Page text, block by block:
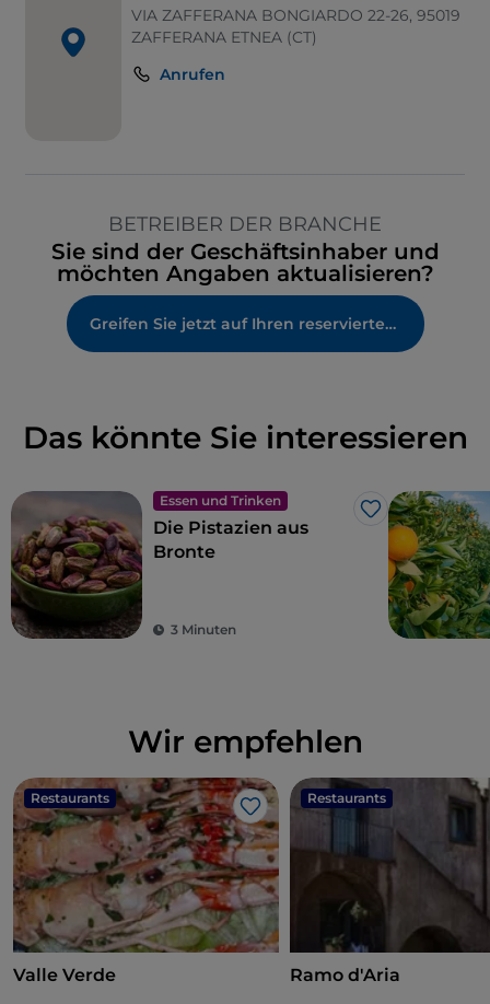
VIA ZAFFERANA BONGIARDO 22-26, 95019
ZAFFERANA ETNEA (CT)
Anrufen
BETREIBER DER BRANCHE
Sie sind der Geschäftsinhaber und
möchten Angaben aktualisieren?
Greifen Sie jetzt auf Ihren reservierten Bereich zu
Das könnte Sie interessieren
Essen und Trinken
Like
Die Pistazien aus
Bronte
3 Minuten
Wir empfehlen
Restaurants
Like
Valle Verde
Restaurants
Ramo d'Aria